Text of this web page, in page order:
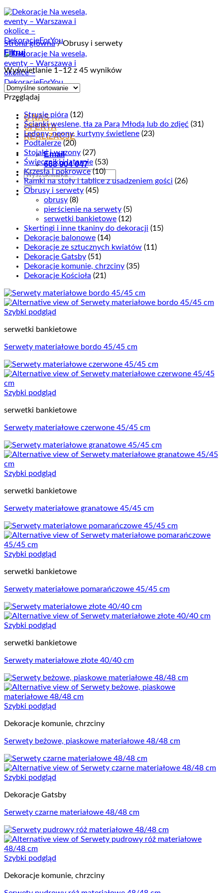
Przewiń
do
zawartości
O NAS
OFERTA
REALIZACJE
Email
668 904 047
Szukaj:
Strona główna /Obrusy i serwety
Filtruj
Wyświetlanie 1–12 z 45 wyników
Przeglądaj
Strusie pióra (12)
Ścianki weslene, tła za Parą Młodą lub do zdjęć (31)
Ledony, neony, kurtyny świetlene (23)
Podtalerze (20)
Stojaki i wazony (27)
Świeczniki i latarnie (53)
Krzesła i pokrowce (10)
Ramki na stoły i tablice z usadzeniem gości (26)
Obrusy i serwety (45)
obrusy (8)
pierścienie na serwety (5)
serwetki bankietowe (12)
Skertingi i inne tkaniny do dekoracji (15)
Dekoracje balonowe (14)
Dekoracje ze sztucznych kwiatów (11)
Dekoracje Gatsby (51)
Dekoracje komunie, chrzciny (35)
Dekoracje Kościoła (21)
Szybki podgląd
serwetki bankietowe
Serwety materiałowe bordo 45/45 cm
Szybki podgląd
serwetki bankietowe
Serwety materiałowe czerwone 45/45 cm
Szybki podgląd
serwetki bankietowe
Serwety materiałowe granatowe 45/45 cm
Szybki podgląd
serwetki bankietowe
Serwety materiałowe pomarańczowe 45/45 cm
Szybki podgląd
serwetki bankietowe
Serwety materiałowe złote 40/40 cm
Szybki podgląd
Dekoracje komunie, chrzciny
Serwety beżowe, piaskowe materiałowe 48/48 cm
Szybki podgląd
Dekoracje Gatsby
Serwety czarne materiałowe 48/48 cm
Szybki podgląd
Dekoracje komunie, chrzciny